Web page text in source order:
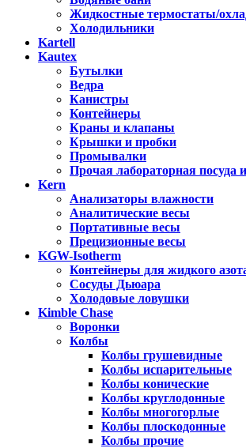
Жидкостные термостаты/
Холодильники
Kartell
Kautex
Бутылки
Ведра
Канистры
Контейнеры
Краны и клапаны
Крышки и пробки
Промывалки
Прочая лабораторная посуда
Kern
Анализаторы влажности
Аналитические весы
Портативные весы
Прецизионные весы
KGW-Isotherm
Контейнеры для жидкого
Сосуды Дьюара
Холодовые ловушки
Kimble Chase
Воронки
Колбы
Колбы грушевидные
Колбы испарительные
Колбы конические
Колбы круглодонные
Колбы многогорлые
Колбы плоскодонные
Колбы прочие